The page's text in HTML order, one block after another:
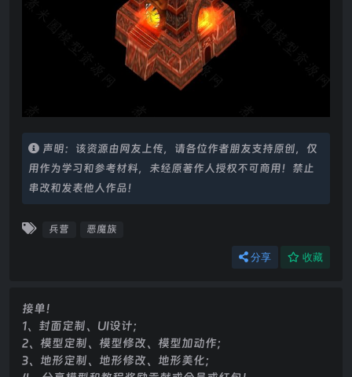
声明：该资源由网友上传，请各位作者朋友支持原创，仅
用作为学习和参考材料，未经原著作人授权不可商用！禁止
串改和发表他人作品！
兵营 恶魔族
分享 收藏
接单！
1、封面定制、UI设计；
2、模型定制、模型修改、模型加动作；
3、地形定制、地形修改、地形美化；